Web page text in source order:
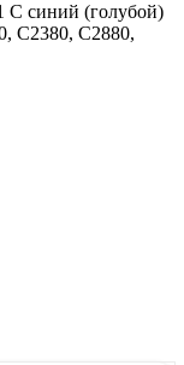
C синий (голубой)
C2380, C2880,